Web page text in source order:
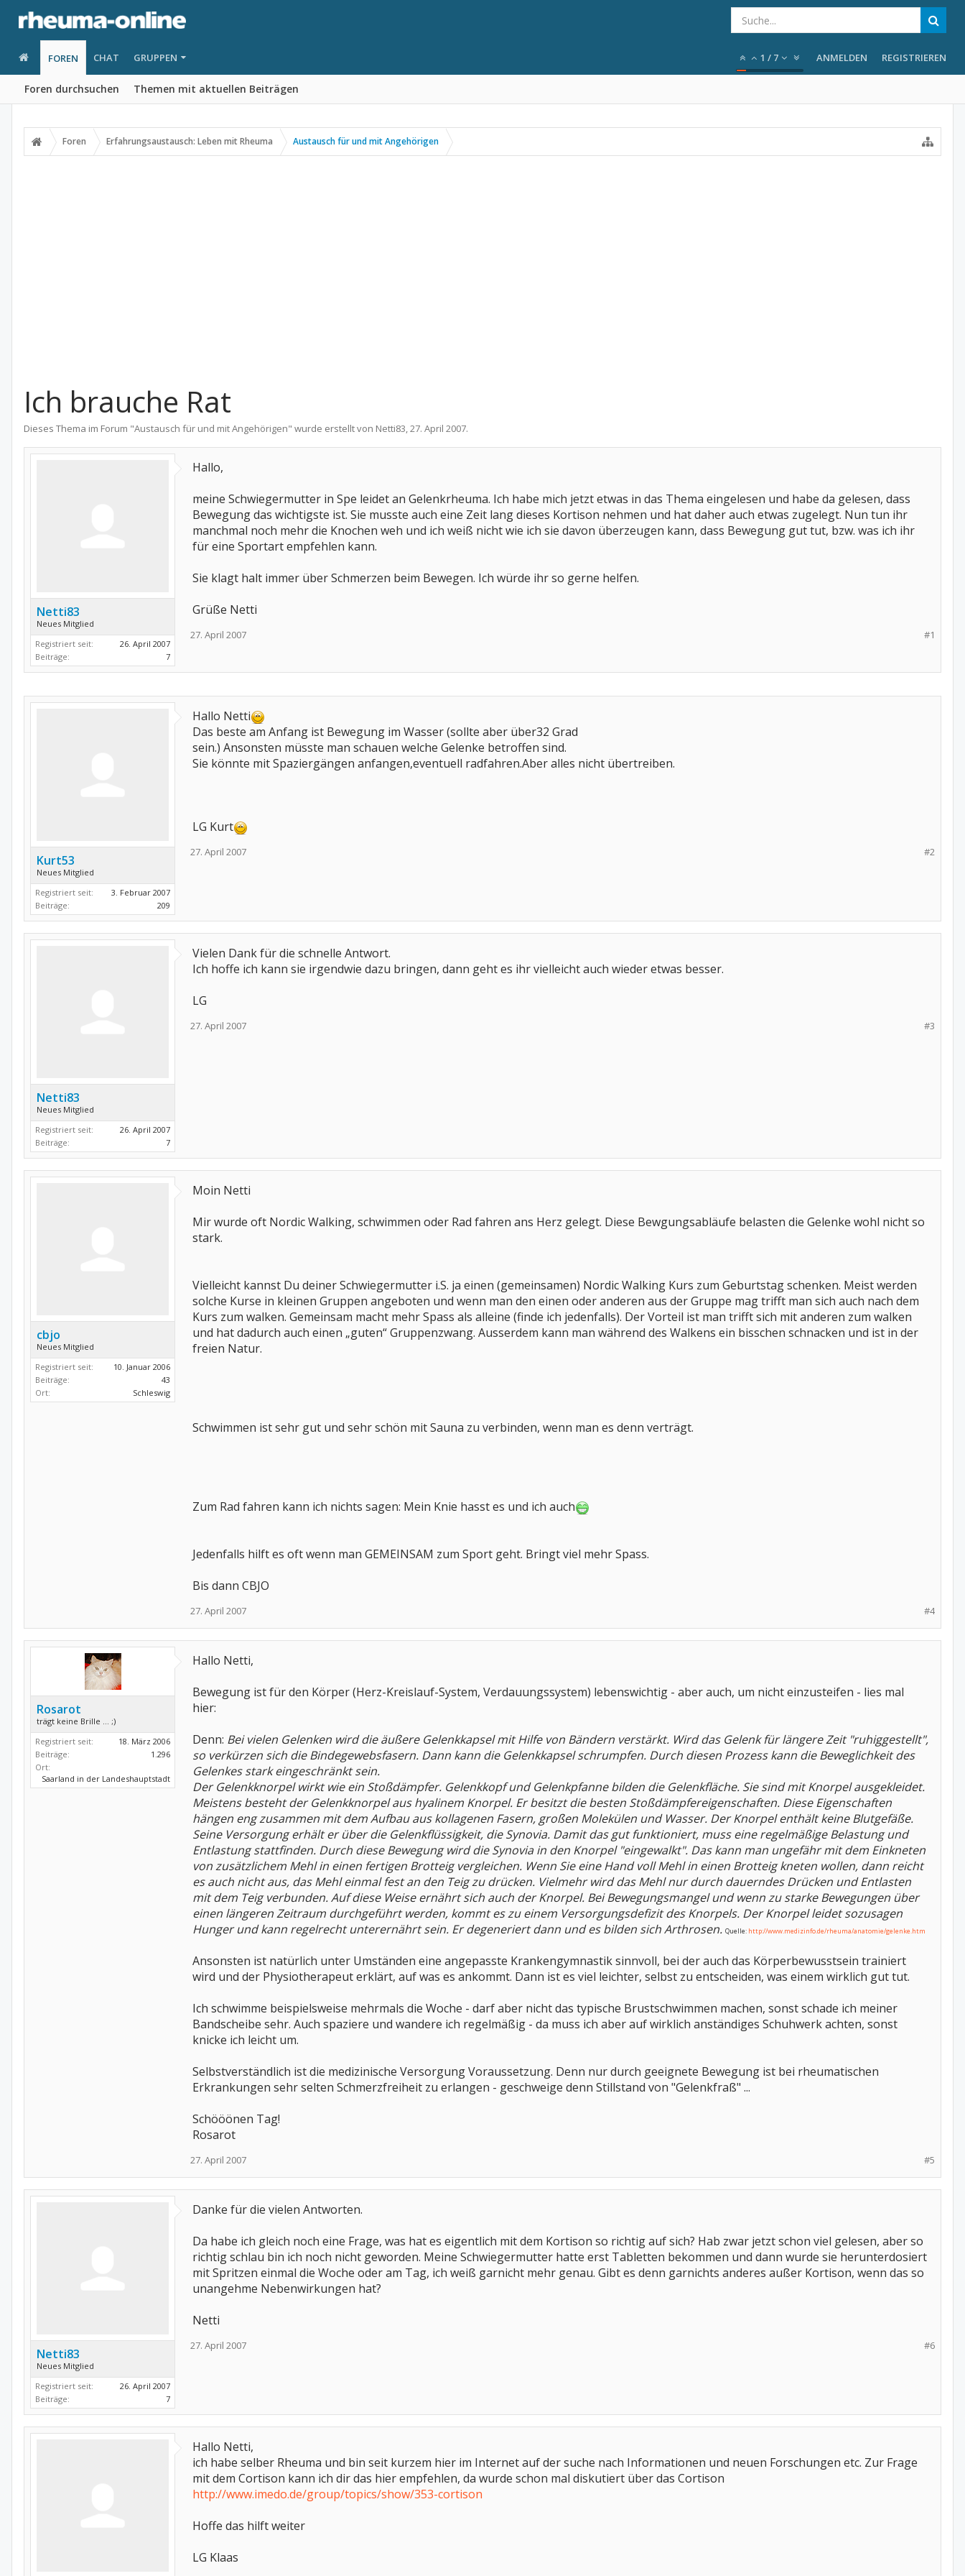
FOREN
Foren durchsuchen Themen mit aktuellen Beiträgen
CHAT GRUPPEN 1 / 7 ANMELDEN REGISTRIEREN
Foren Erfahrungsaustausch: Leben mit Rheuma Austausch für und mit Angehörigen
Ich brauche Rat
Dieses Thema im Forum "Austausch für und mit Angehörigen" wurde erstellt von Netti83,27. April 2007.
Netti83
Neues Mitglied
Registriert seit:
26. April 2007
Beiträge:
7
Hallo,
meine Schwiegermutter in Spe leidet an Gelenkrheuma. Ich habe mich jetzt etwas in das Thema eingelesen und habe da gelesen, dass
Bewegung das wichtigste ist. Sie musste auch eine Zeit lang dieses Kortison nehmen und hat daher auch etwas zugelegt. Nun tun ihr
manchmal noch mehr die Knochen weh und ich weiß nicht wie ich sie davon überzeugen kann, dass Bewegung gut tut, bzw. was ich ihr
für eine Sportart empfehlen kann.
Sie klagt halt immer über Schmerzen beim Bewegen. Ich würde ihr so gerne helfen.
Grüße Netti
#1
27. April 2007
Kurt53
Neues Mitglied
Registriert seit:
3. Februar 2007
Beiträge:
209
Hallo Netti
Das beste am Anfang ist Bewegung im Wasser (sollte aber über32 Grad
sein.) Ansonsten müsste man schauen welche Gelenke betroffen sind.
Sie könnte mit Spaziergängen anfangen,eventuell radfahren.Aber alles nicht übertreiben.
LG Kurt
#2
27. April 2007
Netti83
Neues Mitglied
Registriert seit:
26. April 2007
Beiträge:
7
Vielen Dank für die schnelle Antwort.
Ich hoffe ich kann sie irgendwie dazu bringen, dann geht es ihr vielleicht auch wieder etwas besser.
LG
#3
27. April 2007
cbjo
Neues Mitglied
Registriert seit:
10. Januar 2006
Beiträge:
43
Ort:
Schleswig
Moin Netti
Mir wurde oft Nordic Walking, schwimmen oder Rad fahren ans Herz gelegt. Diese Bewgungsabläufe belasten die Gelenke wohl nicht so
stark.
Vielleicht kannst Du deiner Schwiegermutter i.S. ja einen (gemeinsamen) Nordic Walking Kurs zum Geburtstag schenken. Meist werden
solche Kurse in kleinen Gruppen angeboten und wenn man den einen oder anderen aus der Gruppe mag trifft man sich auch nach dem
Kurs zum walken. Gemeinsam macht mehr Spass als alleine (finde ich jedenfalls). Der Vorteil ist man trifft sich mit anderen zum walken
und hat dadurch auch einen „guten“ Gruppenzwang. Ausserdem kann man während des Walkens ein bisschen schnacken und ist in der
freien Natur.
Schwimmen ist sehr gut und sehr schön mit Sauna zu verbinden, wenn man es denn verträgt.
Zum Rad fahren kann ich nichts sagen: Mein Knie hasst es und ich auch
Jedenfalls hilft es oft wenn man GEMEINSAM zum Sport geht. Bringt viel mehr Spass.
Bis dann CBJO
#4
27. April 2007
Rosarot
trägt keine Brille ... ;)
Registriert seit:
18. März 2006
Beiträge:
1.296
Ort:
Saarland in der Landeshauptstadt
Hallo Netti,
Bewegung ist für den Körper (Herz-Kreislauf-System, Verdauungssystem) lebenswichtig - aber auch, um nicht einzusteifen - lies mal
hier:
Denn: Bei vielen Gelenken wird die äußere Gelenkkapsel mit Hilfe von Bändern verstärkt. Wird das Gelenk für längere Zeit "ruhiggestellt",
so verkürzen sich die Bindegewebsfasern. Dann kann die Gelenkkapsel schrumpfen. Durch diesen Prozess kann die Beweglichkeit des
Gelenkes stark eingeschränkt sein.
Der Gelenkknorpel wirkt wie ein Stoßdämpfer. Gelenkkopf und Gelenkpfanne bilden die Gelenkfläche. Sie sind mit Knorpel ausgekleidet.
Meistens besteht der Gelenkknorpel aus hyalinem Knorpel. Er besitzt die besten Stoßdämpfereigenschaften. Diese Eigenschaften
hängen eng zusammen mit dem Aufbau aus kollagenen Fasern, großen Molekülen und Wasser. Der Knorpel enthält keine Blutgefäße.
Seine Versorgung erhält er über die Gelenkflüssigkeit, die Synovia. Damit das gut funktioniert, muss eine regelmäßige Belastung und
Entlastung stattfinden. Durch diese Bewegung wird die Synovia in den Knorpel "eingewalkt". Das kann man ungefähr mit dem Einkneten
von zusätzlichem Mehl in einen fertigen Brotteig vergleichen. Wenn Sie eine Hand voll Mehl in einen Brotteig kneten wollen, dann reicht
es auch nicht aus, das Mehl einmal fest an den Teig zu drücken. Vielmehr wird das Mehl nur durch dauerndes Drücken und Entlasten
mit dem Teig verbunden. Auf diese Weise ernährt sich auch der Knorpel. Bei Bewegungsmangel und wenn zu starke Bewegungen über
einen längeren Zeitraum durchgeführt werden, kommt es zu einem Versorgungsdefizit des Knorpels. Der Knorpel leidet sozusagen
Hunger und kann regelrecht unterernährt sein. Er degeneriert dann und es bilden sich Arthrosen. Quelle: http://www.medizinfo.de/rheuma/anatomie/gelenke.htm
Ansonsten ist natürlich unter Umständen eine angepasste Krankengymnastik sinnvoll, bei der auch das Körperbewusstsein trainiert
wird und der Physiotherapeut erklärt, auf was es ankommt. Dann ist es viel leichter, selbst zu entscheiden, was einem wirklich gut tut.
Ich schwimme beispielsweise mehrmals die Woche - darf aber nicht das typische Brustschwimmen machen, sonst schade ich meiner
Bandscheibe sehr. Auch spaziere und wandere ich regelmäßig - da muss ich aber auf wirklich anständiges Schuhwerk achten, sonst
knicke ich leicht um.
Selbstverständlich ist die medizinische Versorgung Voraussetzung. Denn nur durch geeignete Bewegung ist bei rheumatischen
Erkrankungen sehr selten Schmerzfreiheit zu erlangen - geschweige denn Stillstand von "Gelenkfraß" ...
Schööönen Tag!
Rosarot
#5
27. April 2007
Netti83
Neues Mitglied
Registriert seit:
26. April 2007
Beiträge:
7
Danke für die vielen Antworten.
Da habe ich gleich noch eine Frage, was hat es eigentlich mit dem Kortison so richtig auf sich? Hab zwar jetzt schon viel gelesen, aber so
richtig schlau bin ich noch nicht geworden. Meine Schwiegermutter hatte erst Tabletten bekommen und dann wurde sie herunterdosiert
mit Spritzen einmal die Woche oder am Tag, ich weiß garnicht mehr genau. Gibt es denn garnichts anderes außer Kortison, wenn das so
unangehme Nebenwirkungen hat?
Netti
#6
27. April 2007
Hallo Netti,
ich habe selber Rheuma und bin seit kurzem hier im Internet auf der suche nach Informationen und neuen Forschungen etc. Zur Frage
mit dem Cortison kann ich dir das hier empfehlen, da wurde schon mal diskutiert über das Cortison
http://www.imedo.de/group/topics/show/353-cortison
Hoffe das hilft weiter
LG Klaas